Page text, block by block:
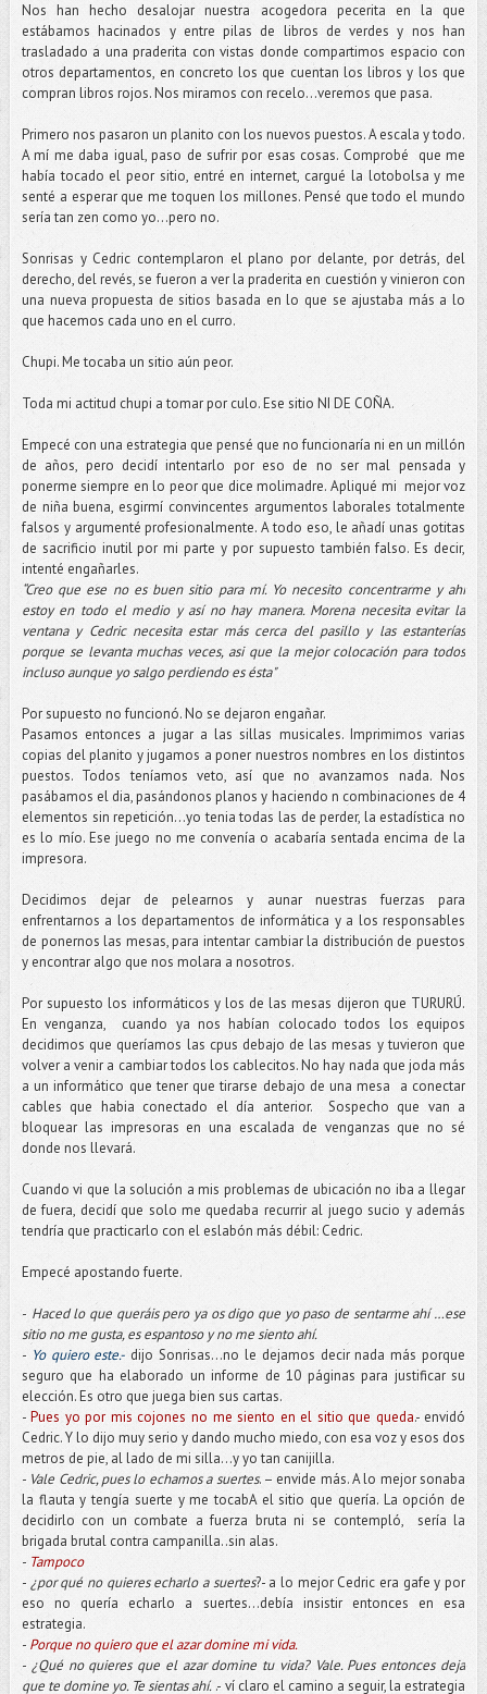
Nos han hecho desalojar nuestra acogedora pecerita en la que
estábamos hacinados y entre pilas de libros de verdes y nos han
trasladado a una praderita con vistas donde compartimos espacio con
otros departamentos, en concreto los que cuentan los libros y los que
compran libros rojos. Nos miramos con recelo...veremos que pasa.
Primero nos pasaron un planito con los nuevos puestos. A escala y todo.
A mí me daba igual, paso de sufrir por esas cosas. Comprobé que me
había tocado el peor sitio, entré en internet, cargué la lotobolsa y me
senté a esperar que me toquen los millones. Pensé que todo el mundo
sería tan zen como yo...pero no.
Sonrisas y Cedric contemplaron el plano por delante, por detrás, del
derecho, del revés, se fueron a ver la praderita en cuestión y vinieron con
una nueva propuesta de sitios basada en lo que se ajustaba más a lo
que hacemos cada uno en el curro.
Chupi. Me tocaba un sitio aún peor.
Toda mi actitud chupi a tomar por culo. Ese sitio NI DE COÑA.
Empecé con una estrategia que pensé que no funcionaría ni en un millón
de años, pero decidí intentarlo por eso de no ser mal pensada y
ponerme siempre en lo peor que dice molimadre. Apliqué mi mejor voz
de niña buena, esgirmí convincentes argumentos laborales totalmente
falsos y argumenté profesionalmente. A todo eso, le añadí unas gotitas
de sacrificio inutil por mi parte y por supuesto también falso. Es decir,
intenté engañarles.
“Creo que ese no es buen sitio para mí. Yo necesito concentrarme y ahí
estoy en todo el medio y así no hay manera. Morena necesita evitar la
ventana y Cedric necesita estar más cerca del pasillo y las estanterías
porque se levanta muchas veces, asi que la mejor colocación para todos
incluso aunque yo salgo perdiendo es ésta"
Por supuesto no funcionó. No se dejaron engañar.
Pasamos entonces a jugar a las sillas musicales. Imprimimos varias
copias del planito y jugamos a poner nuestros nombres en los distintos
puestos. Todos teníamos veto, así que no avanzamos nada. Nos
pasábamos el dia, pasándonos planos y haciendo n combinaciones de 4
elementos sin repetición...yo tenia todas las de perder, la estadística no
es lo mío. Ese juego no me convenía o acabaría sentada encima de la
impresora.
Decidimos dejar de pelearnos y aunar nuestras fuerzas para
enfrentarnos a los departamentos de informática y a los responsables
de ponernos las mesas, para intentar cambiar la distribución de puestos
y encontrar algo que nos molara a nosotros.
Por supuesto los informáticos y los de las mesas dijeron que TURURÚ.
En venganza, cuando ya nos habían colocado todos los equipos
decidimos que queríamos las cpus debajo de las mesas y tuvieron que
volver a venir a cambiar todos los cablecitos. No hay nada que joda más
a un informático que tener que tirarse debajo de una mesa a conectar
cables que habia conectado el día anterior. Sospecho que van a
bloquear las impresoras en una escalada de venganzas que no sé
donde nos llevará.
Cuando vi que la solución a mis problemas de ubicación no iba a llegar
de fuera, decidí que solo me quedaba recurrir al juego sucio y además
tendría que practicarlo con el eslabón más débil: Cedric.
Empecé apostando fuerte.
- Haced lo que queráis pero ya os digo que yo paso de sentarme ahí …ese
sitio no me gusta, es espantoso y no me siento ahí.
- Yo quiero este.- dijo Sonrisas…no le dejamos decir nada más porque
seguro que ha elaborado un informe de 10 páginas para justificar su
elección. Es otro que juega bien sus cartas.
-Pues yo por mis cojones no me siento en el sitio que queda.- envidó
Cedric. Y lo dijo muy serio y dando mucho miedo, con esa voz y esos dos
metros de pie, al lado de mi silla…y yo tan canijilla.
- Vale Cedric, pues lo echamos a suertes. – envide más. A lo mejor sonaba
la flauta y tengía suerte y me tocabA el sitio que quería. La opción de
decidirlo con un combate a fuerza bruta ni se contempló, sería la
brigada brutal contra campanilla..sin alas.
- Tampoco
- ¿por qué no quieres echarlo a suertes?- a lo mejor Cedric era gafe y por
eso no quería echarlo a suertes…debía insistir entonces en esa
estrategia.
- Porque no quiero que el azar domine mi vida.
- ¿Qué no quieres que el azar domine tu vida? Vale. Pues entonces deja
que te domine yo. Te sientas ahí. .- ví claro el camino a seguir, la estrategia